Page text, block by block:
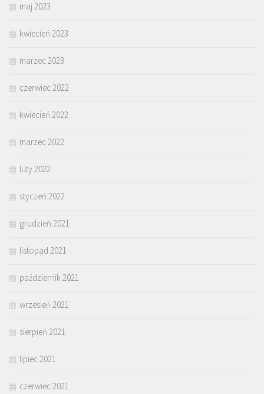
maj 2023
kwiecień 2023
marzec 2023
czerwiec 2022
kwiecień 2022
marzec 2022
luty 2022
styczeń 2022
grudzień 2021
listopad 2021
październik 2021
wrzesień 2021
sierpień 2021
lipiec 2021
czerwiec 2021